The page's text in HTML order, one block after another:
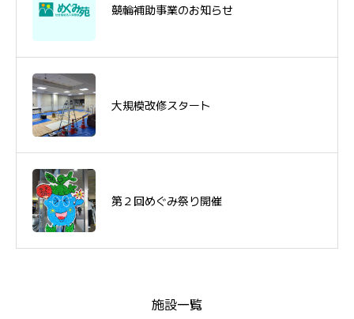
競輪補助事業のお知らせ
大規模改修スタート
第２回めぐみ祭り開催
競輪補助事業のお知らせ
大規模改修スタート
第２回めぐみ祭り開催
施設一覧